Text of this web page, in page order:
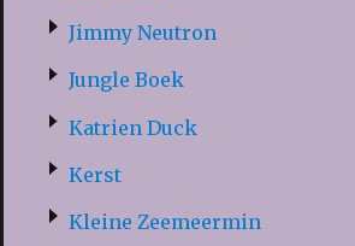
Jimmy Neutron
Jungle Boek
Katrien Duck
Kerst
Kleine Zeemeermin